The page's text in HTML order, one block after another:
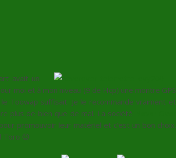
avait un
moi et à mon niveau (9 de Hcp) une montre GPS
Toowap suffisait. Je le recommande vraiment et
plus de bien que de mal. La société
promouvoir leur matériel et c’est un bon choix.
Toro 😉